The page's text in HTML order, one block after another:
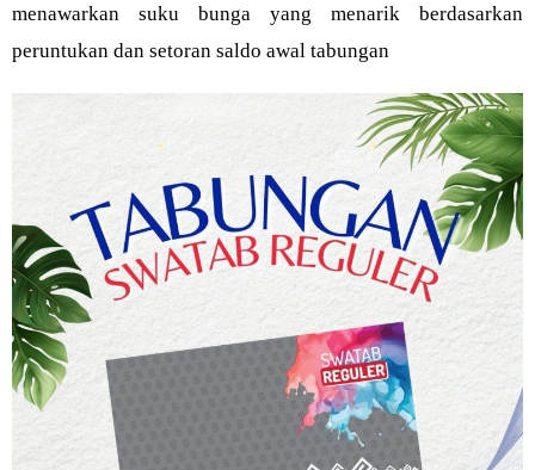
menawarkan suku bunga yang menarik berdasarkan
peruntukan dan setoran saldo awal tabungan